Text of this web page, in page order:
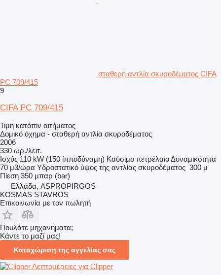
σταθερή αντλία σκυροδέματος CIFA
PC 709/415
9
CIFA PC 709/415
Τιμή κατόπιν αιτήματος
Δομικό όχημα - σταθερή αντλία σκυροδέματος
2006
330 ωρ./λειτ.
Ισχύς 110 kW (150 ίπποδύναμη) Καύσιμο πετρέλαιοΔυναμικότητα
70 μ3/ώρα Υδροστατικό ύψος της αντλίας σκυροδέματος 300 μ
Πίεση 350 μπαρ (bar)
Ελλάδα, ASPROPIRGOS
KOSMAS STAVROS
Επικοινωνία με τον πωλητή
Πουλάτε μηχανήματα;
Κάντε το μαζί μας!
Καταχώριση της αγγελίας σας
Λεπτομέρειες για Clipper